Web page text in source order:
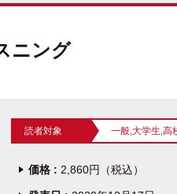
ニング
読者対象 一般,大学生,高
価格 : 2,860円（税込）